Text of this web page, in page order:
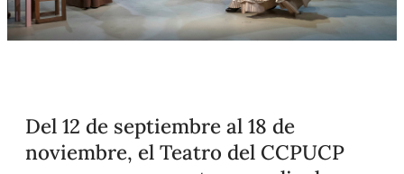
Del 12 de septiembre al 18 de
noviembre, el Teatro del CCPUCP